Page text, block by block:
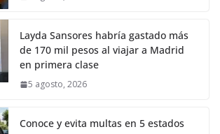
Layda Sansores habría gastado más
de 170 mil pesos al viajar a Madrid
en primera clase
5 agosto, 2026
Conoce y evita multas en 5 estados